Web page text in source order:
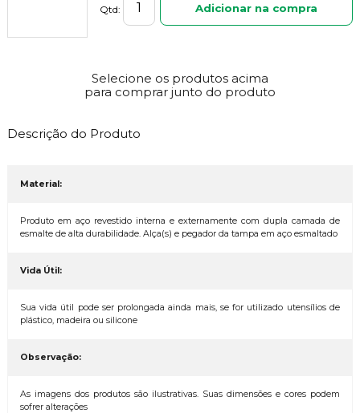
Qtd: Adicionar na compra
Selecione os produtos acima
para comprar junto do produto
Descrição do Produto
Material:
Produto em aço revestido interna e externamente com dupla camada de
esmalte de alta durabilidade. Alça(s) e pegador da tampa em aço esmaltado
Vida Útil:
Sua vida útil pode ser prolongada ainda mais, se for utilizado utensílios de
plástico, madeira ou silicone
Observação:
As imagens dos produtos são ilustrativas. Suas dimensões e cores podem
sofrer alterações